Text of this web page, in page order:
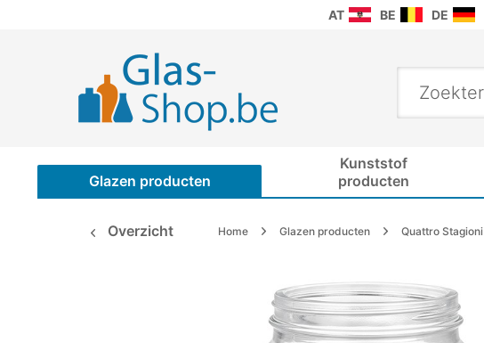
AT BE DE
Glazen producten
Kunststof
producten
Overzicht Home Glazen producten Quattro Stagioni